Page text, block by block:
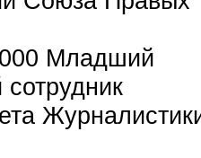
Младший